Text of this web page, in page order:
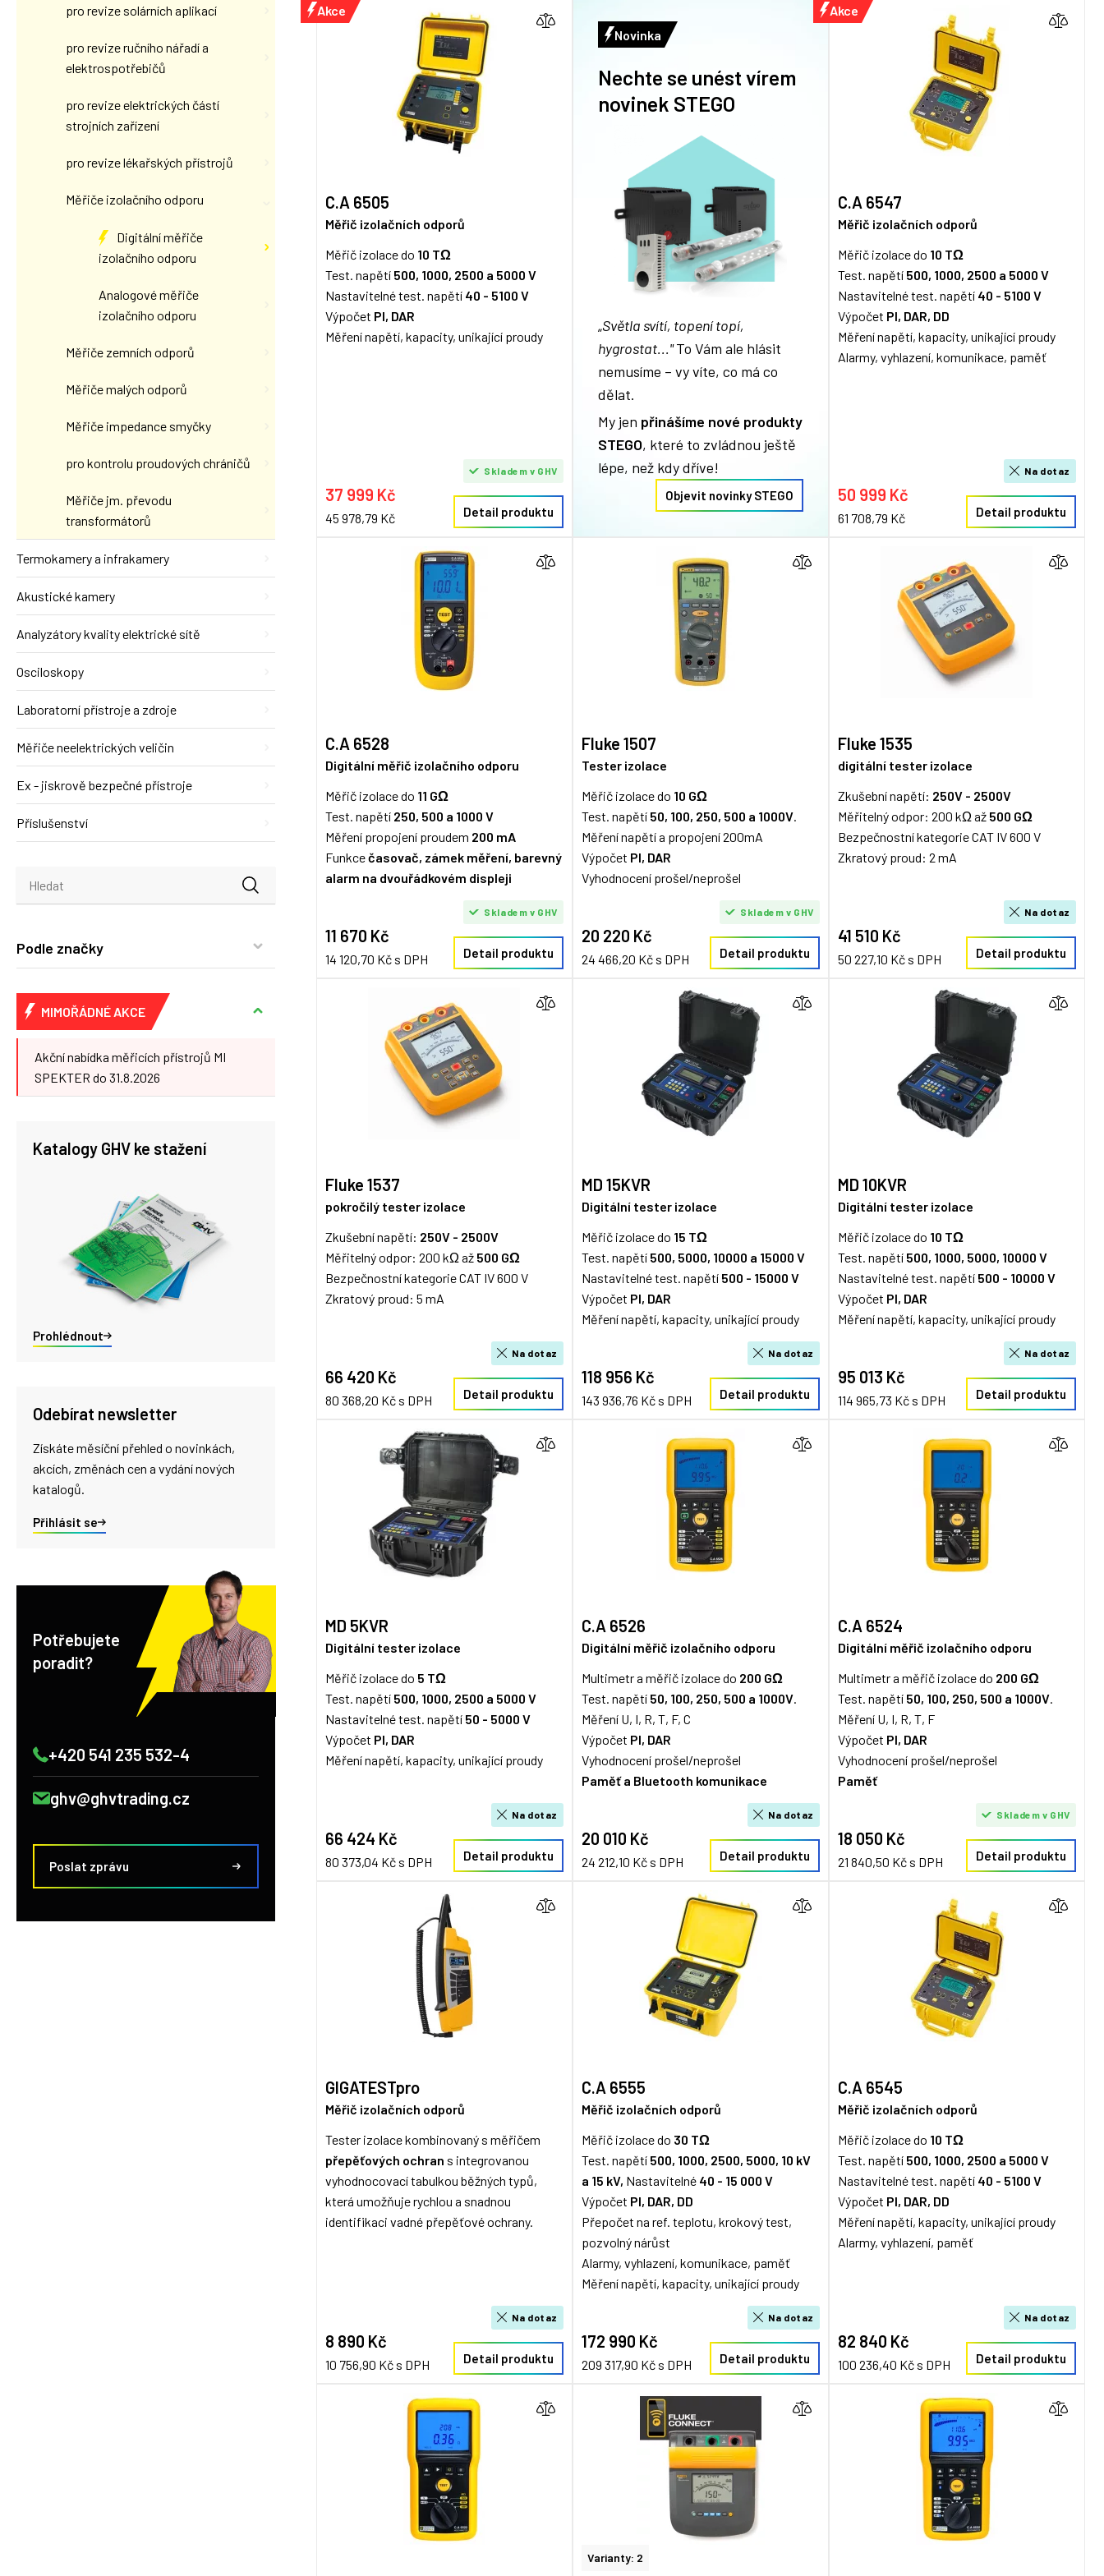
pro revize solárních aplikací
pro revize ručního nářadí a
elektrospotřebičů
pro revize elektrických částí
strojních zařízení
pro revize lékařských přístrojů
Měřiče izolačního odporu
Digitální měřiče
izolačního odporu
Analogové měřiče
izolačního odporu
Měřiče zemních odporů
Měřiče malých odporů
Měřiče impedance smyčky
pro kontrolu proudových chráničů
Měřiče jm. převodu
transformátorů
Termokamery a infrakamery
Akustické kamery
Analyzátory kvality elektrické sítě
Osciloskopy
Laboratorní přístroje a zdroje
Měřiče neelektrických veličin
Ex - jiskrově bezpečné přístroje
Příslušenství
Podle značky
MIMOŘÁDNÉ AKCE
Akční nabídka měřicích přístrojů MI
SPEKTER do 31.8.2026
Katalogy GHV ke stažení
Prohlédnout
Odebírat newsletter
Získáte měsíční přehled o novinkách,
akcích, změnách cen a vydání nových
katalogů.
Přihlásit se
Potřebujete
poradit?
+420 541 235 532-4
ghv@ghvtrading.cz
Poslat zprávu
C.A 6505
Měřič izolačních odporů
Měřič izolace do 10 TΩ
Test. napětí 500, 1000, 2500 a 5000 V
Nastavitelné test. napětí 40 - 5100 V
Výpočet PI, DAR
Měření napětí, kapacity, unikající proudy
Akce
37 999 Kč
45 978,79 Kč
Skladem v GHV
Detail produktu
Novinka
Nechte se unést vírem
novinek STEGO
„Světla svítí, topení topí,
hygrostat..."To Vám ale hlásit
nemusíme – vy víte, co má co
dělat.
My jen přinášíme nové produkty
STEGO, které to zvládnou ještě
lépe, než kdy dříve!
Objevit novinky STEGO
C.A 6547
Měřič izolačních odporů
Měřič izolace do 10 TΩ
Test. napětí 500, 1000, 2500 a 5000 V
Nastavitelné test. napětí 40 - 5100 V
Výpočet PI, DAR, DD
Měření napětí, kapacity, unikající proudy
Alarmy, vyhlazení, komunikace, paměť
Akce
50 999 Kč
61 708,79 Kč
Na dotaz
Detail produktu
C.A 6528
Digitální měřič izolačního odporu
Měřič izolace do 11 GΩ
Test. napětí 250, 500 a 1000 V
Měření propojení proudem 200 mA
Funkcečasovač, zámek měření, barevný
alarm na dvouřádkovém displeji
11 670 Kč
14 120,70 Kč s DPH
Skladem v GHV
Detail produktu
Fluke 1507
Tester izolace
Měřič izolace do 10 GΩ
Test. napětí 50, 100, 250, 500 a 1000V.
Měření napětí a propojení 200mA
Výpočet PI, DAR
Vyhodnocení prošel/neprošel
20 220 Kč
24 466,20 Kč s DPH
Skladem v GHV
Detail produktu
Fluke 1535
digitální tester izolace
Zkušební napětí: 250V - 2500V
Měřitelný odpor: 200 kΩ až500 GΩ
Bezpečnostní kategorie CAT IV 600 V
Zkratový proud: 2 mA
41 510 Kč
50 227,10 Kč s DPH
Na dotaz
Detail produktu
Fluke 1537
pokročilý tester izolace
Zkušební napětí: 250V - 2500V
Měřitelný odpor: 200 kΩ až 500 GΩ
Bezpečnostní kategorie CAT IV 600 V
Zkratový proud: 5 mA
66 420 Kč
80 368,20 Kč s DPH
Na dotaz
Detail produktu
MD 15KVR
Digitální tester izolace
Měřič izolace do 15 TΩ
Test. napětí 500, 5000, 10000 a 15000 V
Nastavitelné test. napětí 500 - 15000 V
Výpočet PI, DAR
Měření napětí, kapacity, unikající proudy
118 956 Kč
143 936,76 Kč s DPH
Na dotaz
Detail produktu
MD 10KVR
Digitální tester izolace
Měřič izolace do 10 TΩ
Test. napětí 500, 1000, 5000, 10000 V
Nastavitelné test. napětí 500 - 10000 V
Výpočet PI, DAR
Měření napětí, kapacity, unikající proudy
95 013 Kč
114 965,73 Kč s DPH
Na dotaz
Detail produktu
MD 5KVR
Digitální tester izolace
Měřič izolace do 5 TΩ
Test. napětí 500, 1000, 2500 a 5000 V
Nastavitelné test. napětí 50 - 5000 V
Výpočet PI, DAR
Měření napětí, kapacity, unikající proudy
66 424 Kč
80 373,04 Kč s DPH
Na dotaz
Detail produktu
C.A 6526
Digitální měřič izolačního odporu
Multimetr a měřič izolace do 200 GΩ
Test. napětí 50, 100, 250, 500 a 1000V.
Měření U, I, R, T, F, C
Výpočet PI, DAR
Vyhodnocení prošel/neprošel
Paměť a Bluetooth komunikace
20 010 Kč
24 212,10 Kč s DPH
Na dotaz
Detail produktu
C.A 6524
Digitální měřič izolačního odporu
Multimetr a měřič izolace do 200 GΩ
Test. napětí 50, 100, 250, 500 a 1000V.
Měření U, I, R, T, F
Výpočet PI, DAR
Vyhodnocení prošel/neprošel
Paměť
18 050 Kč
21 840,50 Kč s DPH
Skladem v GHV
Detail produktu
GIGATESTpro
Měřič izolačních odporů
Tester izolace kombinovaný s měřičem
přepěťových ochran s integrovanou
vyhodnocovací tabulkou běžných typů,
která umožňuje rychlou a snadnou
identifikaci vadné přepěťové ochrany.
8 890 Kč
10 756,90 Kč s DPH
Na dotaz
Detail produktu
C.A 6555
Měřič izolačních odporů
Měřič izolace do 30 TΩ
Test. napětí 500, 1000, 2500, 5000, 10 kV
a 15 kV, Nastavitelné 40 - 15 000 V
Výpočet PI, DAR, DD
Přepočet na ref. teplotu, krokový test,
pozvolný nárůst
Alarmy, vyhlazení, komunikace, paměť
Měření napětí, kapacity, unikající proudy
172 990 Kč
209 317,90 Kč s DPH
Na dotaz
Detail produktu
C.A 6545
Měřič izolačních odporů
Měřič izolace do 10 TΩ
Test. napětí 500, 1000, 2500 a 5000 V
Nastavitelné test. napětí 40 - 5100 V
Výpočet PI, DAR, DD
Měření napětí, kapacity, unikající proudy
Alarmy, vyhlazení, paměť
82 840 Kč
100 236,40 Kč s DPH
Na dotaz
Detail produktu
Varianty: 2